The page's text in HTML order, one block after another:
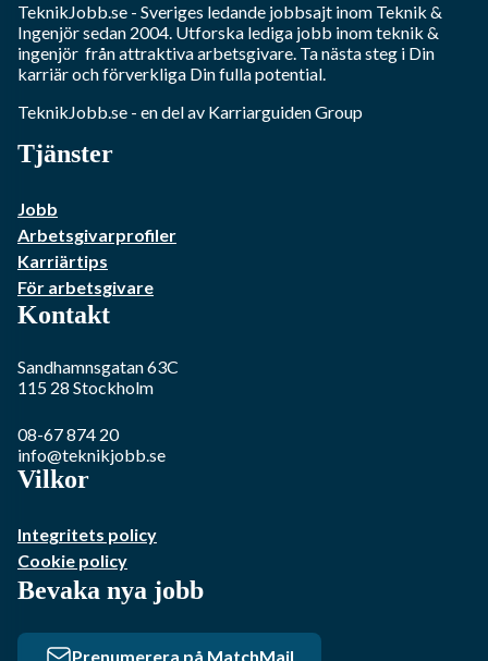
TeknikJobb.se - Sveriges ledande jobbsajt inom Teknik &
Ingenjörsedan 2004. Utforska lediga jobb inomteknik &
ingenjör från attraktiva arbetsgivare. Ta nästa steg i Din
karriär och förverkliga Din fulla potential.
TeknikJobb.se - en del av Karriarguiden Group
Tjänster
Jobb
Arbetsgivarprofiler
Karriärtips
För arbetsgivare
Kontakt
Sandhamnsgatan 63C
115 28 Stockholm
08-67 874 20
info@teknikjobb.se
Vilkor
Integritets policy
Cookie policy
Bevaka nya jobb
Prenumerera på MatchMail